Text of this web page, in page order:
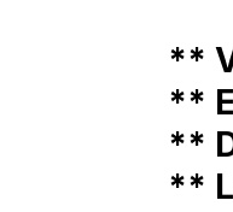
**
**
**
**